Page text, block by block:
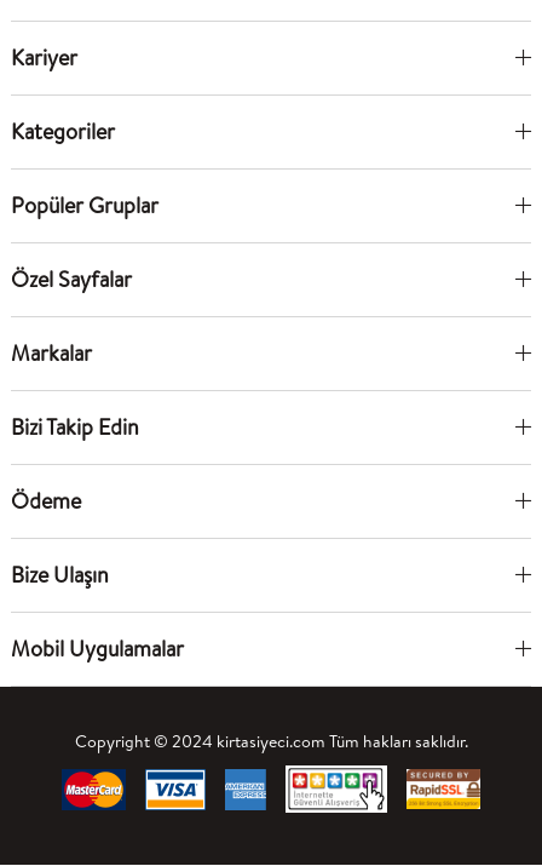
Kariyer
Kategoriler
Popüler Gruplar
Özel Sayfalar
Markalar
Bizi Takip Edin
Ödeme
Bize Ulaşın
Mobil Uygulamalar
Copyright © 2024 kirtasiyeci.com Tüm hakları saklıdır.